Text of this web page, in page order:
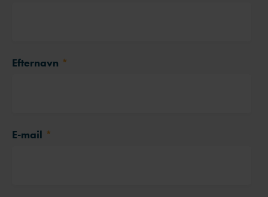
Efternavn *
E-mail *